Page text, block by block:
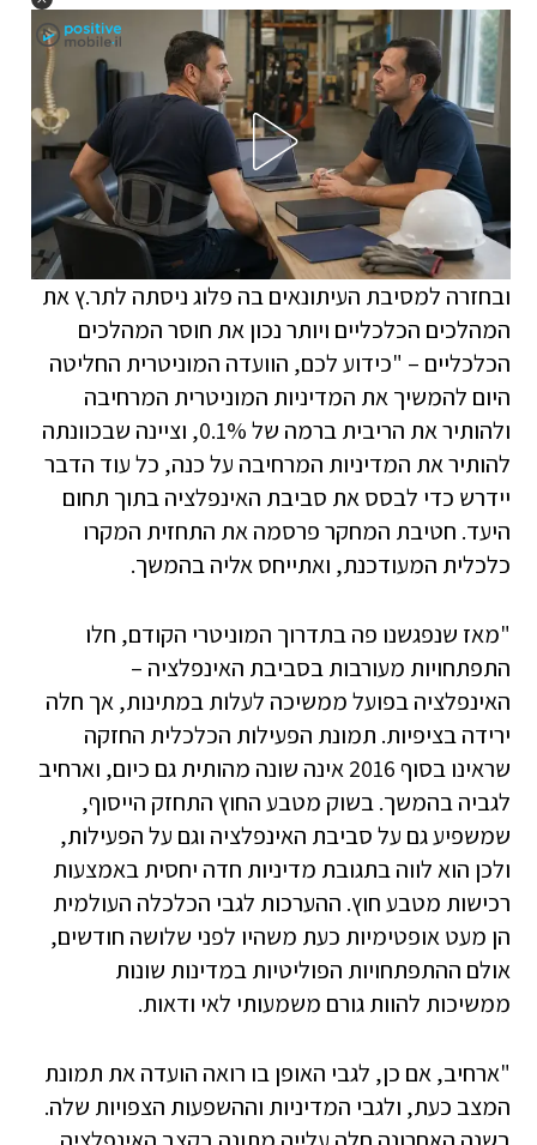
ובחזרה למסיבת העיתונאים בה פלוג ניסתה לתר.ץ את
המהלכים הכלכליים ויותר נכון את חוסר המהלכים
הכלכליים – "כידוע לכם, הוועדה המוניטרית החליטה
היום ​להמשיך את המדיניות המוניטרית המרחיבה
ולהותיר את הריבית ברמה של 0.1%, וציינה שבכוונתה
להותיר את המדיניות המרחיבה על כנה, כל עוד הדבר
יידרש כדי לבסס את סביבת האינפלציה בתוך תחום
היעד. חטיבת המחקר פרסמה את התחזית המקרו
כלכלית המעודכנת, ואתייחס אליה בהמשך.
"מאז שנפגשנו פה בתדרוך המוניטרי הקודם, חלו
התפתחויות מעורבות בסביבת האינפלציה –
האינפלציה בפועל ממשיכה לעלות במתינות, אך חלה
ירידה בציפיות. תמונת הפעילות הכלכלית החזקה
שראינו בסוף 2016 אינה שונה מהותית גם כיום, וארחיב
לגביה בהמשך. בשוק מטבע החוץ התחזק הייסוף,
שמשפיע גם על סביבת האינפלציה וגם על הפעילות,
ולכן הוא לווה בתגובת מדיניות חדה יחסית באמצעות
רכישות מטבע חוץ. ההערכות לגבי הכלכלה העולמית
הן מעט אופטימיות כעת משהיו לפני שלושה חודשים,
אולם ההתפתחויות הפוליטיות במדינות שונות
ממשיכות להוות גורם משמעותי לאי ודאות.
"ארחיב, אם כן, לגבי האופן בו רואה הועדה את תמונת
המצב כעת, ולגבי המדיניות וההשפעות הצפויות שלה.